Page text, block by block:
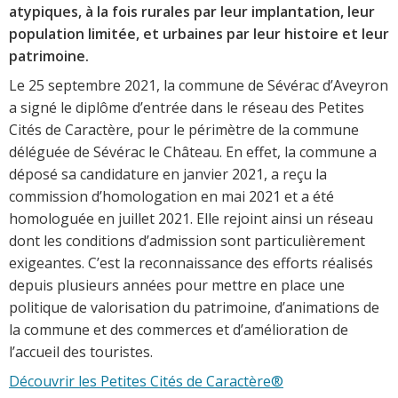
atypiques, à la fois rurales par leur implantation, leur
population limitée, et urbaines par leur histoire et leur
patrimoine.
Le 25 septembre 2021, la commune de Sévérac d’Aveyron
a signé le diplôme d’entrée dans le réseau des Petites
Cités de Caractère, pour le périmètre de la commune
déléguée de Sévérac le Château. En effet, la commune a
déposé sa candidature en janvier 2021, a reçu la
commission d’homologation en mai 2021 et a été
homologuée en juillet 2021. Elle rejoint ainsi un réseau
dont les conditions d’admission sont particulièrement
exigeantes. C’est la reconnaissance des efforts réalisés
depuis plusieurs années pour mettre en place une
politique de valorisation du patrimoine, d’animations de
la commune et des commerces et d’amélioration de
l’accueil des touristes.
Découvrir les Petites Cités de Caractère®